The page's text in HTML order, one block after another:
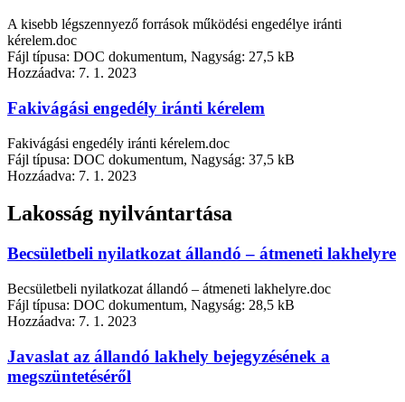
A kisebb légszennyező források működési engedélye iránti
kérelem.doc
Fájl típusa: DOC dokumentum, Nagyság: 27,5 kB
Hozzáadva: 7. 1. 2023
Fakivágási engedély iránti kérelem
Fakivágási engedély iránti kérelem.doc
Fájl típusa: DOC dokumentum, Nagyság: 37,5 kB
Hozzáadva: 7. 1. 2023
Lakosság nyilvántartása
Becsületbeli nyilatkozat állandó – átmeneti lakhelyre
Becsületbeli nyilatkozat állandó – átmeneti lakhelyre.doc
Fájl típusa: DOC dokumentum, Nagyság: 28,5 kB
Hozzáadva: 7. 1. 2023
Javaslat az állandó lakhely bejegyzésének a
megszüntetéséről